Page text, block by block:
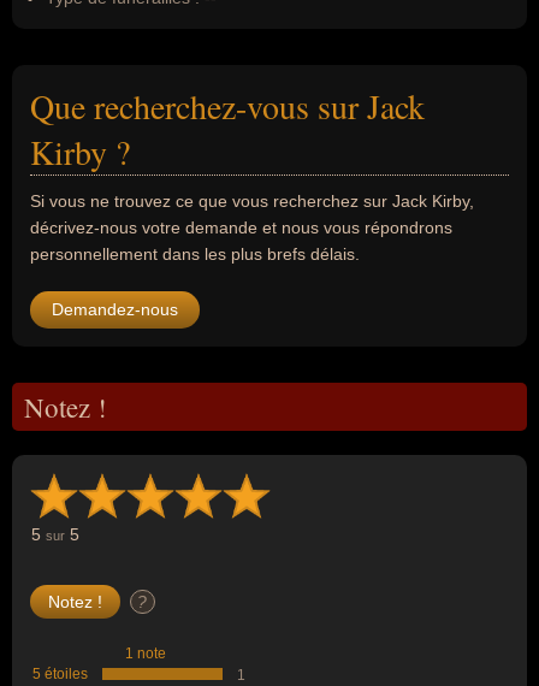
Que recherchez-vous sur Jack
Kirby ?
Si vous ne trouvez ce que vous recherchez sur Jack Kirby,
décrivez-nous votre demande et nous vous répondrons
personnellement dans les plus brefs délais.
Demandez-nous
Notez !
5 sur 5
?
1 note
5 étoiles
1